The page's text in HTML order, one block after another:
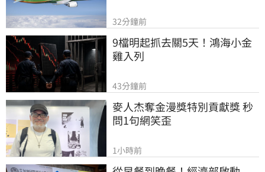
32分鐘前
9檔明起抓去關5天！鴻海小金
雞入列
43分鐘前
麥人杰奪金漫獎特別貢獻獎 秒
問1句網笑歪
1小時前